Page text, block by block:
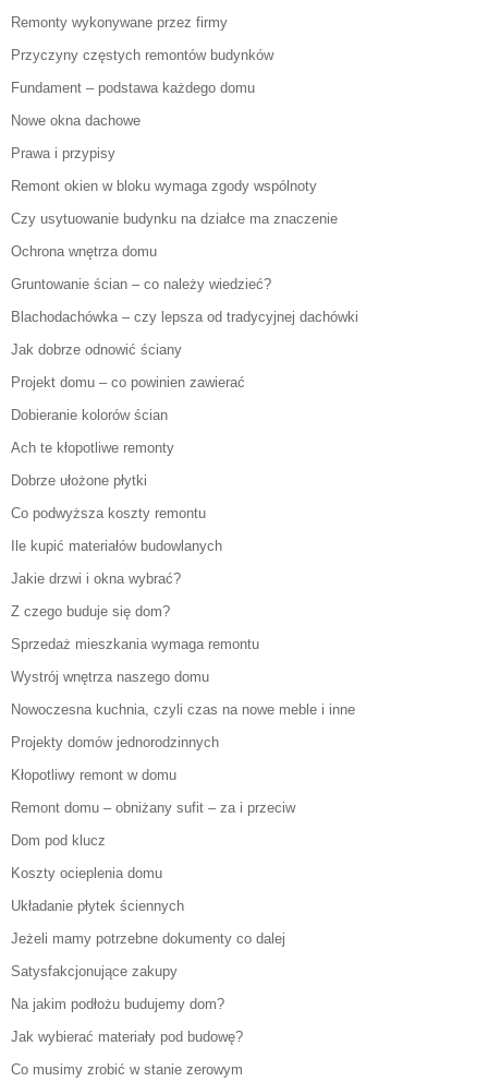
Remonty wykonywane przez firmy
Przyczyny częstych remontów budynków
Fundament – podstawa każdego domu
Nowe okna dachowe
Prawa i przypisy
Remont okien w bloku wymaga zgody wspólnoty
Czy usytuowanie budynku na działce ma znaczenie
Ochrona wnętrza domu
Gruntowanie ścian – co należy wiedzieć?
Blachodachówka – czy lepsza od tradycyjnej dachówki
Jak dobrze odnowić ściany
Projekt domu – co powinien zawierać
Dobieranie kolorów ścian
Ach te kłopotliwe remonty
Dobrze ułożone płytki
Co podwyższa koszty remontu
Ile kupić materiałów budowlanych
Jakie drzwi i okna wybrać?
Z czego buduje się dom?
Sprzedaż mieszkania wymaga remontu
Wystrój wnętrza naszego domu
Nowoczesna kuchnia, czyli czas na nowe meble i inne
Projekty domów jednorodzinnych
Kłopotliwy remont w domu
Remont domu – obniżany sufit – za i przeciw
Dom pod klucz
Koszty ocieplenia domu
Układanie płytek ściennych
Jeżeli mamy potrzebne dokumenty co dalej
Satysfakcjonujące zakupy
Na jakim podłożu budujemy dom?
Jak wybierać materiały pod budowę?
Co musimy zrobić w stanie zerowym